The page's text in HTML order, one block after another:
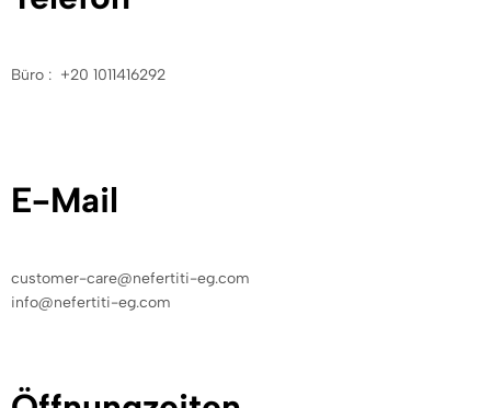
Büro : +20 1011416292
E-Mail
customer-care@nefertiti-eg.com
info@nefertiti-eg.com